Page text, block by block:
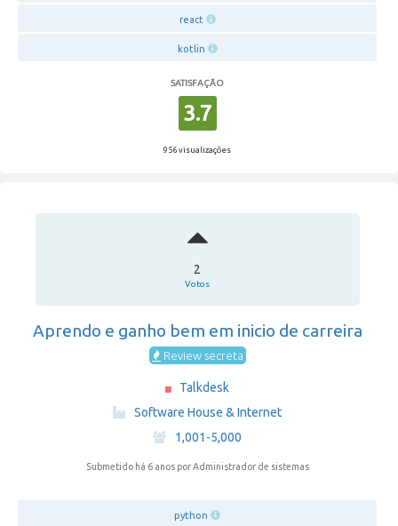
react
kotlin
SATISFAÇÃO
3.7
956 visualizações
2
Votos
Aprendo e ganho bem em inicio de carreira
Review secreta
Talkdesk
Software House & Internet
·
1,001-5,000
Submetido há 6 anos por Administrador de sistemas
python